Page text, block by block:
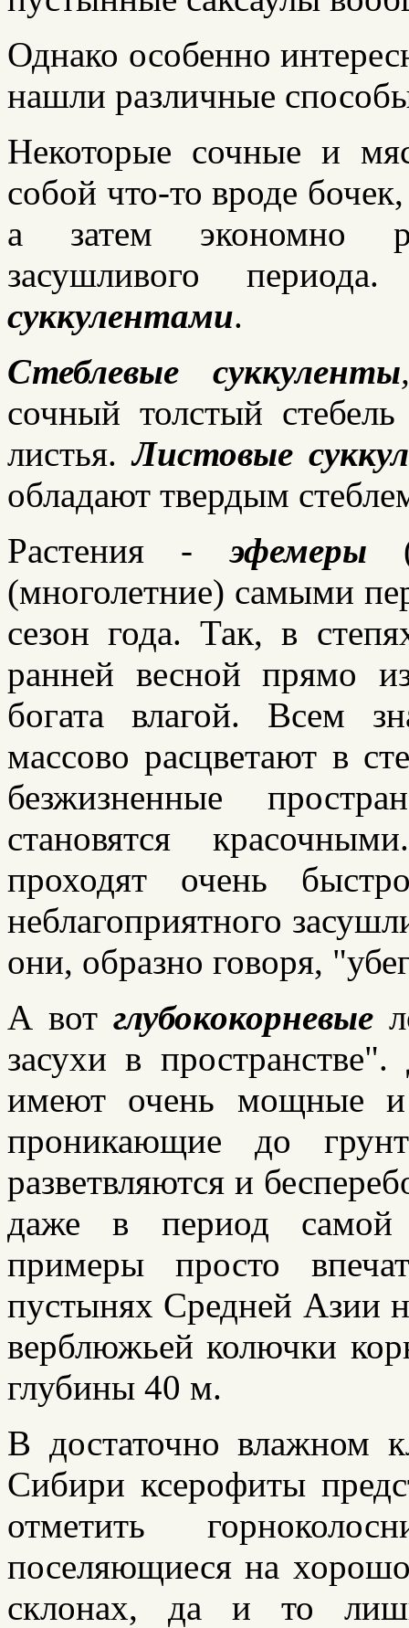
Однако особенно
нашли различные
Некоторые сочные и
собой что-то вроде
а затем экономно
засушливого
суккулентами.
Стеблевые суккуленты
сочный толстый
листья.Листовые
обладают твердым
Растения -эфемеры
(многолетние) самыми
сезон года. Так, в
ранней весной прямо
богата влагой. Всем
массово расцветают в
безжизненные
становятся
проходят очень
неблагоприятного
они, образно говоря,
А вот глубококорневые
засухи в
имеют очень мощные и
проникающие до
разветвляются и
даже в период самой
примеры просто
пустынях Средней Азии
верблюжьей колючки
глубины 40 м.
В достаточно влажном
Сибири ксерофиты
отметить
поселяющиеся на
склонах, да и то